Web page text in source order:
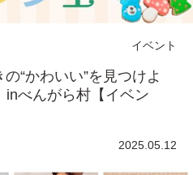
イベント
“かわいい”を見つけよ
inべんがら村【イベン
2025.05.12